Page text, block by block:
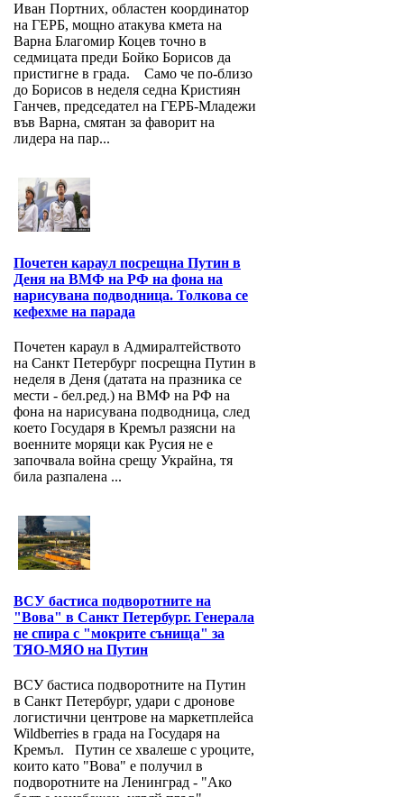
Иван Портних, областен координатор
на ГЕРБ, мощно атакува кмета на
Варна Благомир Коцев точно в
седмицата преди Бойко Борисов да
пристигне в града. Само че по-близо
до Борисов в неделя седна Кристиян
Ганчев, председател на ГЕРБ-Младежи
във Варна, смятан за фаворит на
лидера на пар...
Почетен караул посрещна Путин в
Деня на ВМФ на РФ на фона на
нарисувана подводница. Толкова се
кефехме на парада
Почетен караул в Адмиралтейството
на Санкт Петербург посрещна Путин в
неделя в Деня (датата на празника се
мести - бел.ред.) на ВМФ на РФ на
фона на нарисувана подводница, след
което Государя в Кремъл разясни на
военните моряци как Русия не е
започвала война срещу Украйна, тя
била разпалена ...
ВСУ бастиса подворотните на
"Вова" в Санкт Петербург. Генерала
не спира с "мокрите сънища" за
ТЯО-МЯО на Путин
ВСУ бастиса подворотните на Путин
в Санкт Петербург, удари с дронове
логистични центрове на маркетплейса
Wildberries в града на Государя на
Кремъл. Путин се хвалеше с уроците,
които като "Вова" е получил в
подворотните на Ленинград - "Ако